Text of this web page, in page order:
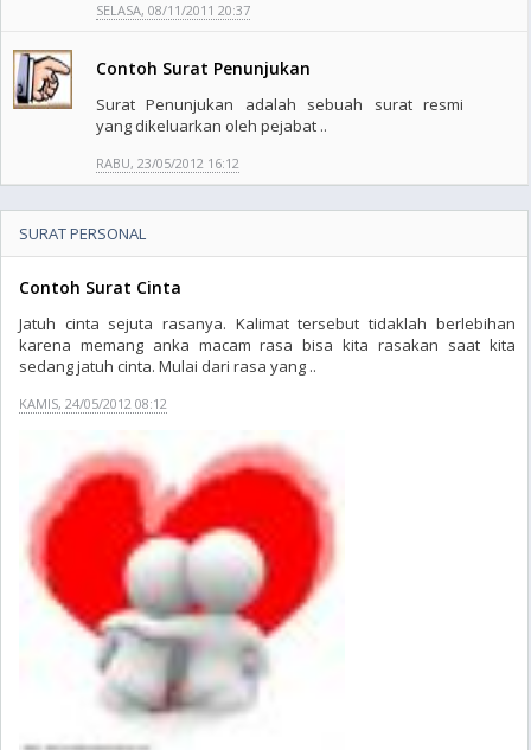
SELASA, 08/11/2011 20:37
Contoh Surat Penunjukan
Surat Penunjukan adalah sebuah surat resmi
yang dikeluarkan oleh pejabat ..
RABU, 23/05/2012 16:12
SURAT PERSONAL
Contoh Surat Cinta
Jatuh cinta sejuta rasanya. Kalimat tersebut tidaklah berlebihan
karena memang anka macam rasa bisa kita rasakan saat kita
sedang jatuh cinta. Mulai dari rasa yang ..
KAMIS, 24/05/2012 08:12